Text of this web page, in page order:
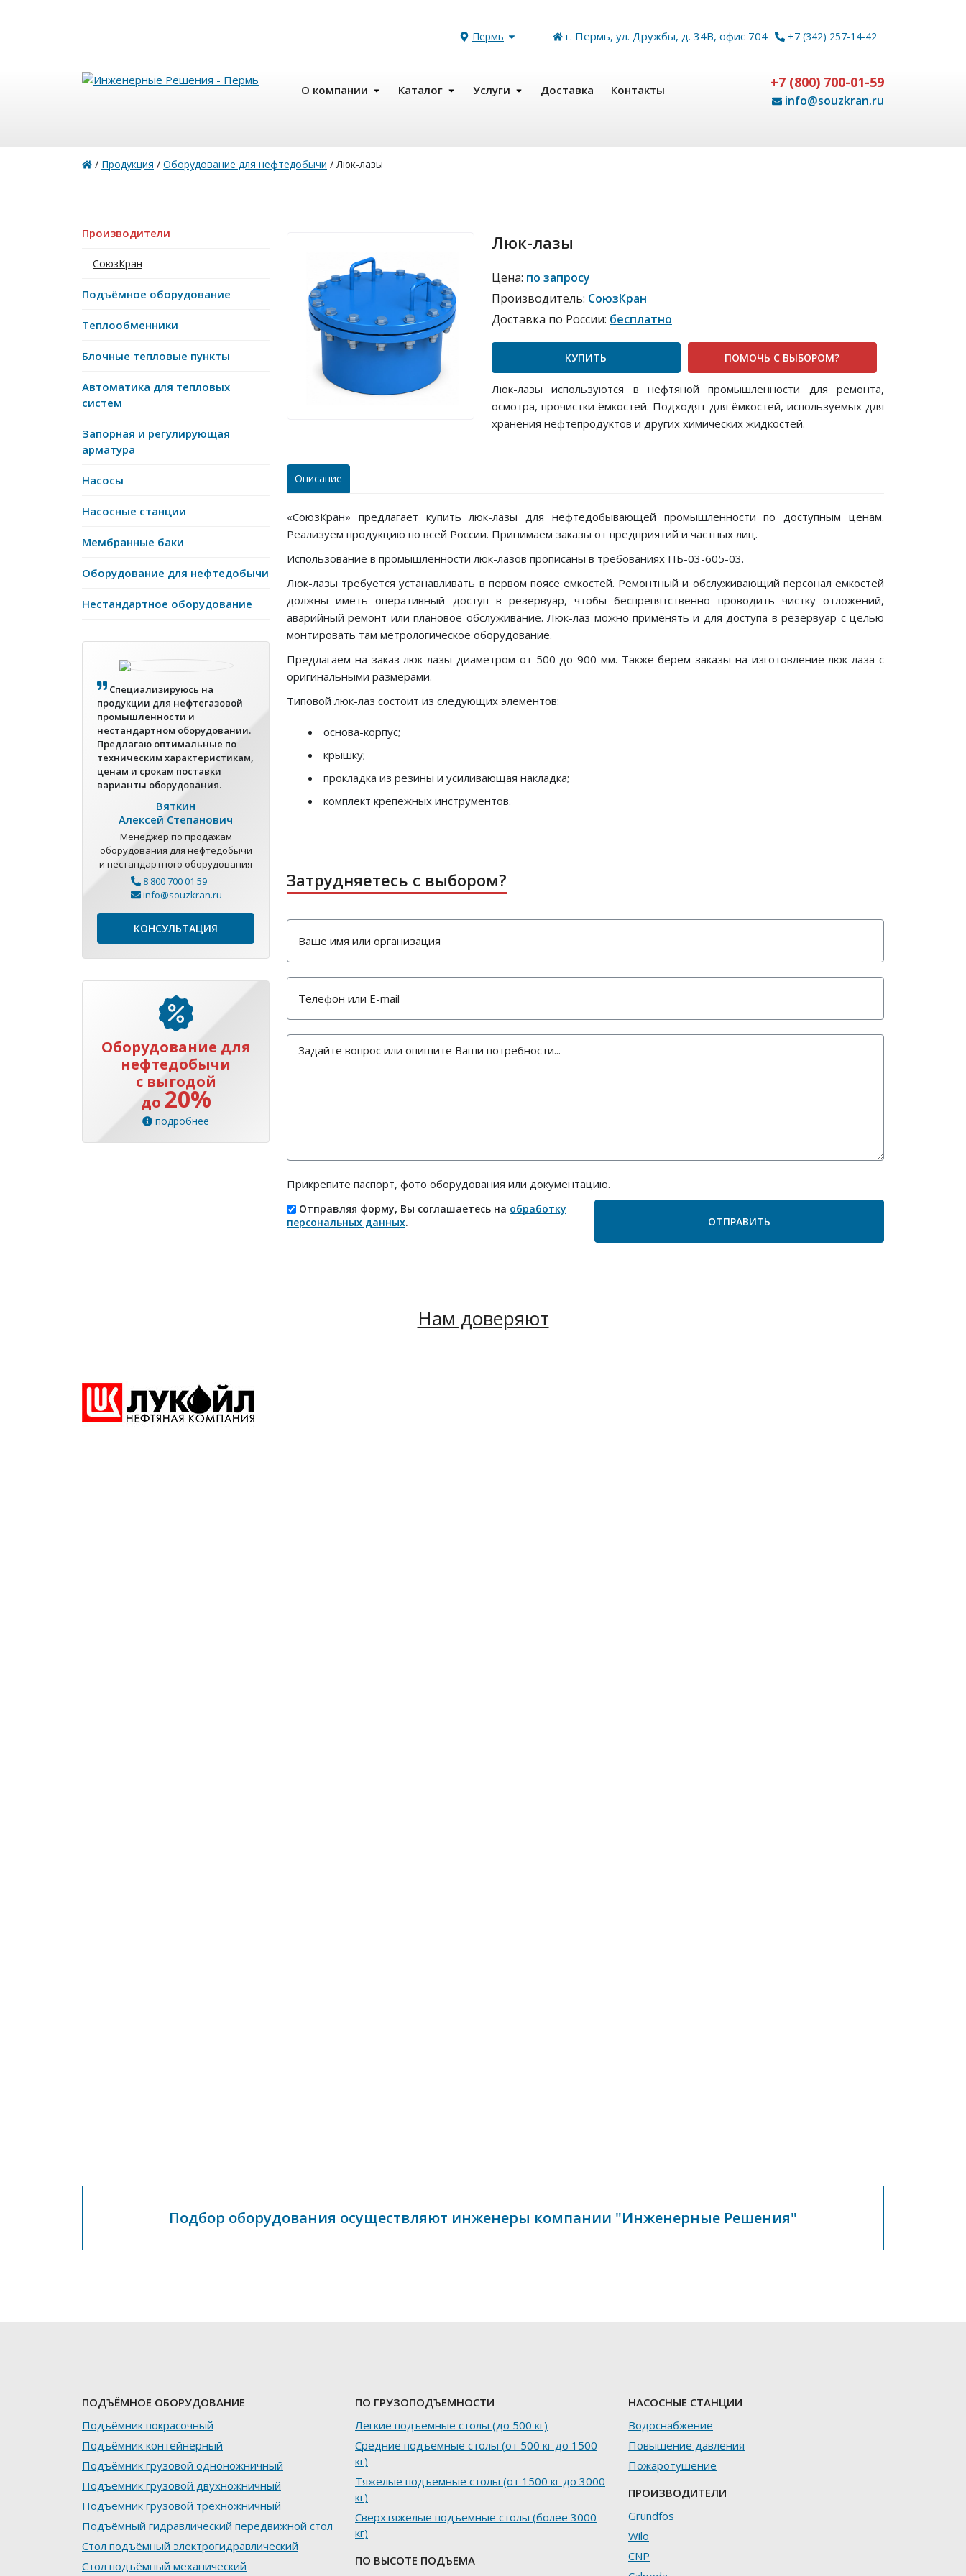
Пермь г. Пермь, ул. Дружбы, д. 34В, офис 704 +7 (342) 257-14-42
О компании Каталог Услуги Доставка Контакты +7 (800) 700-01-59
info@souzkran.ru
/ Продукция / Оборудование для нефтедобычи /Люк-лазы
Производители
СоюзКран
Подъёмное оборудование
Теплообменники
Блочные тепловые пункты
Автоматика для тепловых
систем
Запорная и регулирующая
арматура
Насосы
Насосные станции
Мембранные баки
Оборудование для нефтедобычи
Нестандартное оборудование
Специализируюсь на
продукции для нефтегазовой
промышленности и
нестандартном оборудовании.
Предлагаю оптимальные по
техническим характеристикам,
ценам и срокам поставки
варианты оборудования.
Вяткин
Алексей Степанович
Менеджер по продажам
оборудования для нефтедобычи
и нестандартного оборудования
8 800 700 01 59
info@souzkran.ru
КОНСУЛЬТАЦИЯ
Оборудование для
нефтедобычи
с выгодой
до 20%
подробнее
Люк-лазы
Цена: по запросу
Производитель: СоюзКран
Доставка по России: бесплатно
КУПИТЬ ПОМОЧЬ С ВЫБОРОМ?
Люк-лазы используются в нефтяной промышленности для ремонта,
осмотра, прочистки ёмкостей. Подходят для ёмкостей, используемых для
хранения нефтепродуктов и других химических жидкостей.
Описание
«СоюзКран» предлагает купить люк-лазы для нефтедобывающей промышленности по доступным ценам.
Реализуем продукцию по всей России. Принимаем заказы от предприятий и частных лиц.
Использование в промышленности люк-лазов прописаны в требованиях ПБ-03-605-03.
Люк-лазы требуется устанавливать в первом поясе емкостей. Ремонтный и обслуживающий персонал емкостей
должны иметь оперативный доступ в резервуар, чтобы беспрепятственно проводить чистку отложений,
аварийный ремонт или плановое обслуживание. Люк-лаз можно применять и для доступа в резервуар с целью
монтировать там метрологическое оборудование.
Предлагаем на заказ люк-лазы диаметром от 500 до 900 мм. Также берем заказы на изготовление люк-лаза с
оригинальными размерами.
Типовой люк-лаз состоит из следующих элементов:
основа-корпус;
крышку;
прокладка из резины и усиливающая накладка;
комплект крепежных инструментов.
Затрудняетесь с выбором?
Прикрепите паспорт, фото оборудования или документацию.
Отправляя форму, Вы соглашаетесь на обработку
персональных данных.
Нам доверяют
Подбор оборудования осуществляют инженеры компании "Инженерные Решения"
ПОДЪЁМНОЕ ОБОРУДОВАНИЕ
Подъёмник покрасочный
Подъёмник контейнерный
Подъёмник грузовой одноножничный
Подъёмник грузовой двухножничный
Подъёмник грузовой трехножничный
Подъёмный гидравлический передвижной стол
Стол подъёмный электрогидравлический
Стол подъёмный механический
ПО ГРУЗОПОДЪЕМНОСТИ
Легкие подъемные столы (до 500 кг)
Средние подъемные столы (от 500 кг до 1500
кг)
Тяжелые подъемные столы (от 1500 кг до 3000
кг)
Сверхтяжелые подъемные столы (более 3000
кг)
ПО ВЫСОТЕ ПОДЪЕМА
НАСОСНЫЕ СТАНЦИИ
Водоснабжение
Повышение давления
Пожаротушение
ПРОИЗВОДИТЕЛИ
Grundfos
Wilo
CNP